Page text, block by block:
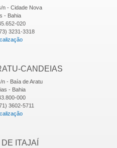
n - Cidade Nova
- Bahia
020
3231-3318
CANDEIAS
n - Baía de Aratu
- Bahia
000
3602-5711
ITAJAÍ